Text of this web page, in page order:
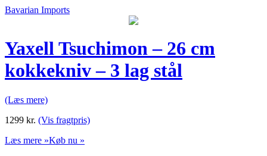
Bavarian Imports
Yaxell Tsuchimon – 26 cm
kokkekniv – 3 lag stål
(Læs mere)
1299 kr. (Vis fragtpris)
Læs mere »Køb nu »